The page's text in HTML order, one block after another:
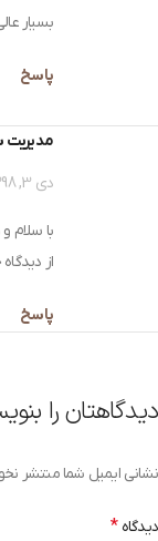
بسیار
پاسخ
دی 3, 1398 در 4:02 ب.ظ
با سلام
از
پاسخ
دیدگاهتان را
نشانی ایمیل شما منتشر
دیدگاه*